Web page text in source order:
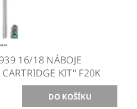
16/18 NÁBOJE
KIT'' F20K